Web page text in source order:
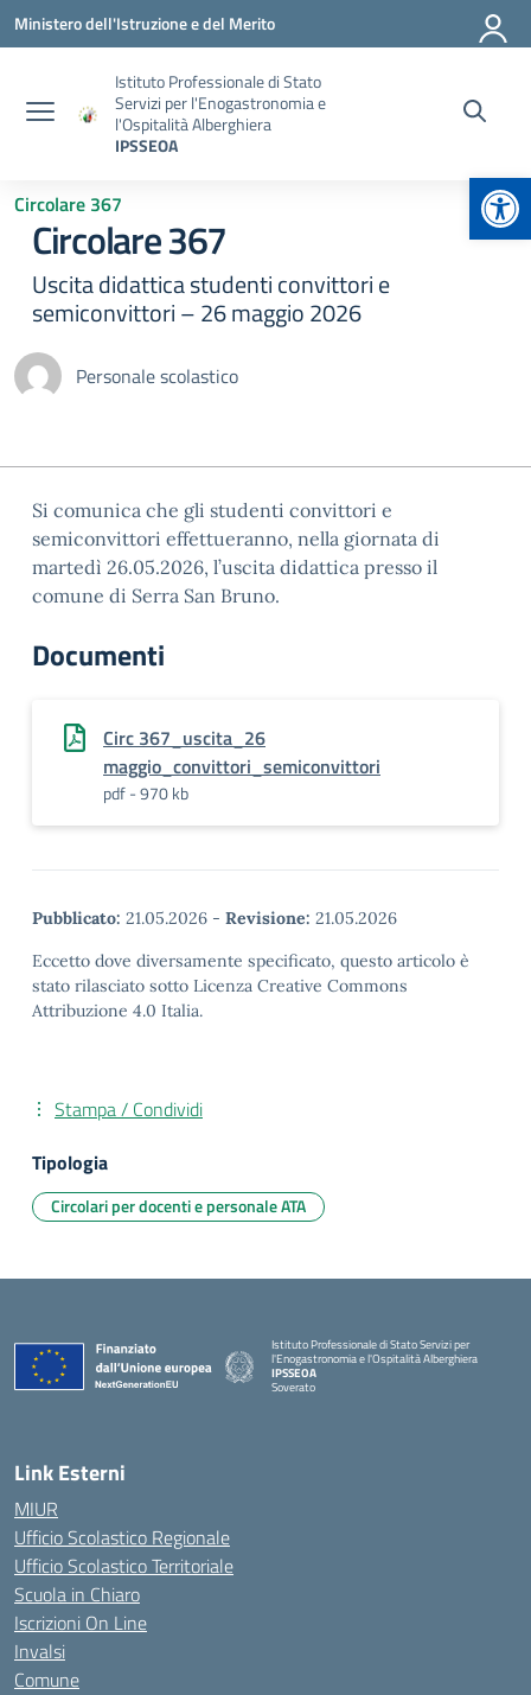
Vai ai contenuti
Vai al menu di navigazione
Vai al footer
Ministero dell'Istruzione e del Merito
Istituto Professionale di Stato
Servizi per l'Enogastronomia e
l'Ospitalità Alberghiera
IPSSEOA
Circolare 367
Circolare 367
Uscita didattica studenti convittori e
semiconvittori – 26 maggio 2026
Personale scolastico
Si comunica che gli studenti convittori e
semiconvittori effettueranno, nella giornata di
martedì 26.05.2026, l’uscita didattica presso il
comune di Serra San Bruno.
Documenti
Circ 367_uscita_26
maggio_convittori_semiconvittori
pdf - 970 kb
Pubblicato: 21.05.2026 - Revisione: 21.05.2026
Eccetto dove diversamente specificato, questo articolo è
stato rilasciato sotto Licenza Creative Commons
Attribuzione 4.0 Italia.
Stampa / Condividi
Tipologia
Circolari per docenti e personale ATA
Istituto Professionale di Stato Servizi per
l'Enogastronomia e l'Ospitalità Alberghiera
IPSSEOA
Soverato
Link Esterni
MIUR
Ufficio Scolastico Regionale
Ufficio Scolastico Territoriale
Scuola in Chiaro
Iscrizioni On Line
Invalsi
Comune